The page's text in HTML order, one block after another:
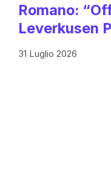
Romano:
Leverkusen
31 Luglio 2026